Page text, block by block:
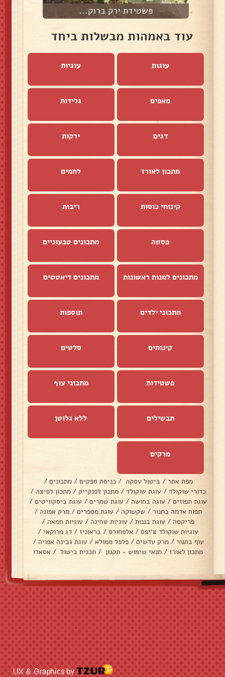
פשטידת ירק ברוק...
עוד באמהות מבשלות ביחד
עוגות עוגיות
מאפים גלידות
דגים ירקות
מתכון לאורז לחמים
קינוחי כוסות ריבות
פסטה מתכונים טבעוניים
מתכונים למנות ראשונות מתכונים דיאטטים
מתכוני ילדים תוספות
קינוחים סלטים
פשטידות מתכוני עוף
תבשילים ללא גלוטן
מרקים
מפת אתר / ביטול עסקה / כניסת ספקים / מתכונים /
כדורי שוקולד / עוגת שוקולד / מתכון לפנקייק / מתכון לפיצה /
עוגת תפוזים / עוגה בחושה / עוגת שמרים / עוגת ביסקוויטים /
תפוח אדמה בתנור / שקשוקה / עוגת מספרים / מרק אפונה /
פריקסה / עוגת בננות / עוגיות טחינה / עוגיות חמאה /
עוגיות שוקולד צ׳יפס / אלפחורס / בראוניז / דג מרוקאי /
עוף בתנור / מרק עדשים / פלפל ממולא / עוגת גבינה אפויה /
מתכון לאורז / תנאי שימוש - תקנון / תכנית בישול / אסאדו